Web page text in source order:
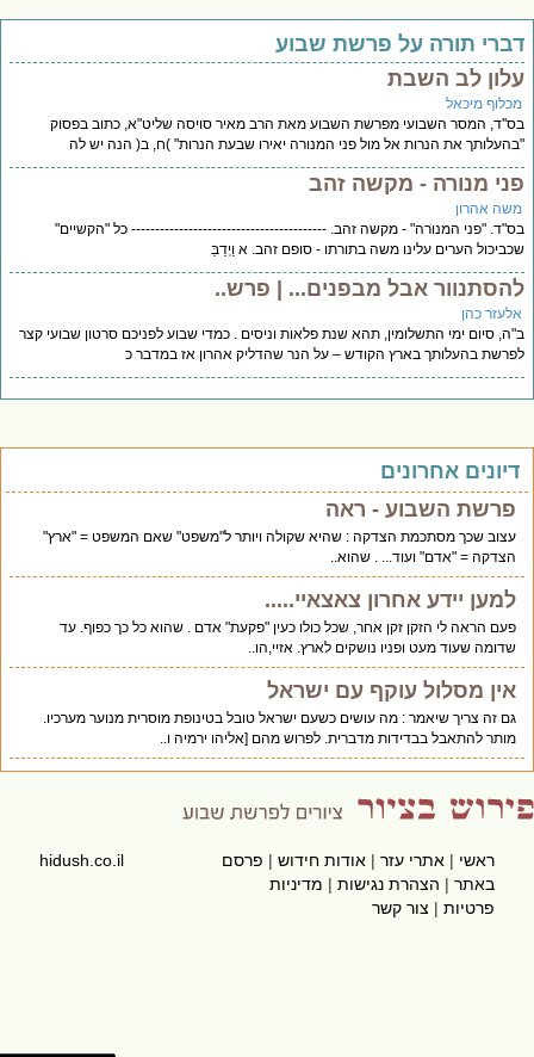
תורה על פרשת שבוע
לב השבת
מיכאל
המסר השבועי מפרשת השבוע מאת הרב מאיר סויסה שליט"א, כתוב בפסוק
את הנרות אל מול פני המנורה יאירו שבעת הנרות" )ח, ב( הנה יש לה
מנורה - מקשה זהב
אהרון
"פני המנורה" - מקשה זהב. ----------------------------------------- כל "הקשיים"
הערים עלינו משה בתורתו - סופם זהב. א וַיְדַבֵּ
אבל מבפנים... | פרש..
כהן
סיום ימי התשלומין, תהא שנת פלאות וניסים . כמדי שבוע לפניכם סרטון שבועי קצר
בהעלותך בארץ הקודש – על הנר שהדליק אהרון אז במדבר כ
אחרונים
פרשת השבוע - ראה
עצוב שכך מסתכמת הצדקה : שהיא שקולה ויותר ל"משפט" שאם המשפט = "ארץ"
הצדקה = "אדם" ועוד... . שהוא..
למען יידע אחרון צאצאיי.....
פעם הראה לי הזקן זקן אחר, שכל כולו כעין "פקעת" אדם . שהוא כל כך כפוף. עד
שדומה שעוד מעט ופניו נושקים לארץ. אזיי,הו..
אין מסלול עוקף עם ישראל
גם זה צריך שיאמר : מה עושים כשעם ישראל טובל בטינופת מוסרית מנוער מערכיו.
מותר להתאבל בבדידות מדברית. לפרוש מהם [אליהו ירמיה ו..
ראשי|אתרי עזר|אודות חידוש|פרסם
באתר|הצהרת נגישות|מדיניות
פרטיות|צור קשר
hidush.co.il